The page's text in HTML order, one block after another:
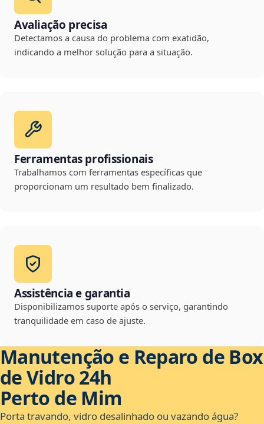
Avaliação precisa
Detectamos a causa do problema com exatidão,
indicando a melhor solução para a situação.
Ferramentas profissionais
Trabalhamos com ferramentas específicas que
proporcionam um resultado bem finalizado.
Assistência e garantia
Disponibilizamos suporte após o serviço, garantindo
tranquilidade em caso de ajuste.
Manutenção e Reparo de Box
de Vidro 24h
Perto de Mim
Porta travando, vidro desalinhado ou vazando água?